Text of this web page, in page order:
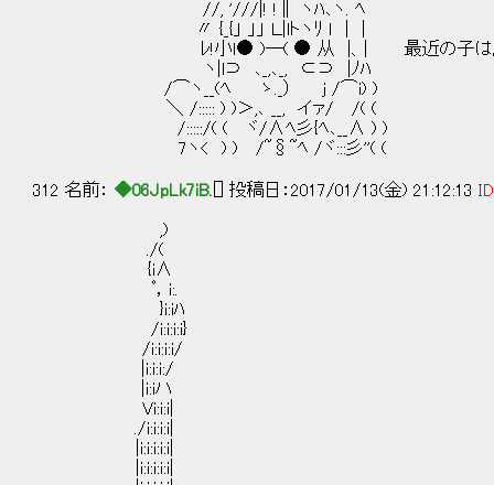
//, '///|! !∥ ヽﾊ､ヽ. ﾍ
〃 {_{」 」」 Ｌ|lトヽﾘ ｌ │ |
ﾚ!小ｌ● )─( ● 从 |、| 最近の子は成長が
ヽ|l⊃ ､_,､_, ⊂⊃ |ﾉﾊ
/⌒ヽ__(ﾍ ゝ._） j /⌒i) )
＼ /::::: ) )＞,､ __, イァ/ /( (
/:::::/( ( ヾ/∧ﾍ彡{ﾍ､__∧ ) )
7ヽ< ) ) /~§~ﾍ /ヾ:::彡''( (
312 名前： ◆06JpLk7iB. [] 投稿日：2017/01/13(金) 21:12:13
,)
./(
{i∧
ﾟ，i:.
}i:iﾊ
/i:i:i:i}
/i:i:i:i/
|i:i:i:/
|i:iハ
Vi:i:i|
./i:i:i:i|
|i:i:i:i:i|
|i:i:i:i:i|